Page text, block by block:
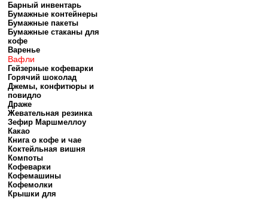
Барный инвентарь
Бумажные контейнеры
Бумажные пакеты
Бумажные стаканы для
кофе
Варенье
Вафли
Гейзерные кофеварки
Горячий шоколад
Джемы, конфитюры и
повидло
Драже
Жевательная резинка
Зефир Маршмеллоу
Какао
Книга о кофе и чае
Коктейльная вишня
Компоты
Кофеварки
Кофемашины
Кофемолки
Крышки для